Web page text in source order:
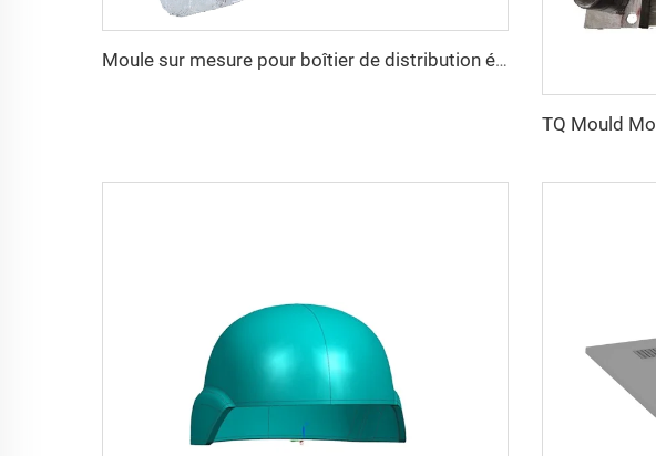
Moule sur mesure pour boîtier de distribution électrique en plastique Moule pour boîtier de compteur électrique extérieur